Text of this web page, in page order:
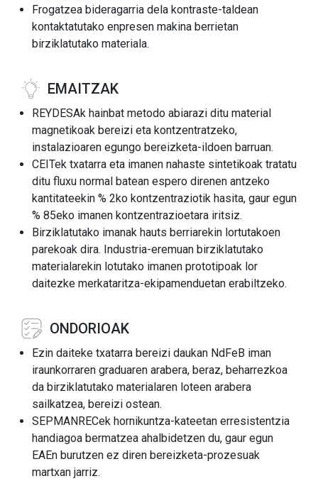
Frogatzea bideragarria dela kontraste-taldean
kontaktatutako enpresen makina berrietan
birziklatutako materiala.
EMAITZAK
REYDESAk hainbat metodo abiarazi ditu material
magnetikoak bereizi eta kontzentratzeko,
instalazioaren egungo bereizketa-ildoen barruan.
CEITek txatarra eta imanen nahaste sintetikoak tratatu
ditu fluxu normal batean espero direnen antzeko
kantitateekin % 2ko kontzentraziotik hasita, gaur egun
% 85eko imanen kontzentrazioetara iritsiz.
Birziklatutako imanak hauts berriarekin lortutakoen
parekoak dira. Industria-eremuan birziklatutako
materialarekin lotutako imanen prototipoak lor
daitezke merkataritza-ekipamenduetan erabiltzeko.
ONDORIOAK
Ezin daiteke txatarra bereizi daukan NdFeB iman
iraunkorraren graduaren arabera, beraz, beharrezkoa
da birziklatutako materialaren loteen arabera
sailkatzea, bereizi ostean.
SEPMANRECek hornikuntza-kateetan erresistentzia
handiagoa bermatzea ahalbidetzen du, gaur egun
EAEn burutzen ez diren bereizketa-prozesuak
martxan jarriz.